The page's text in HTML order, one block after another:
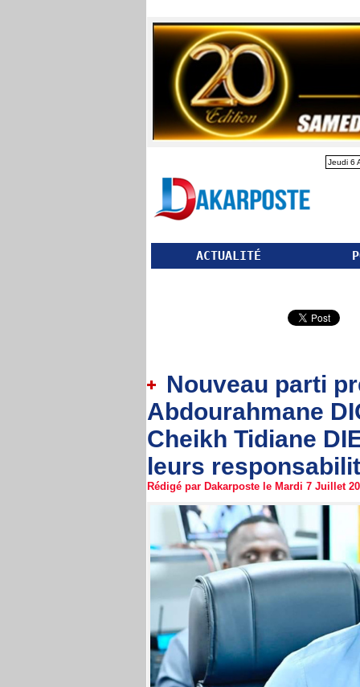
Jeudi 6
ACTUALITÉ
Nouveau parti
Abdourahmane
Cheikh Tidiane
leurs
Rédigé par Dakarposte le Mardi 7 Juillet